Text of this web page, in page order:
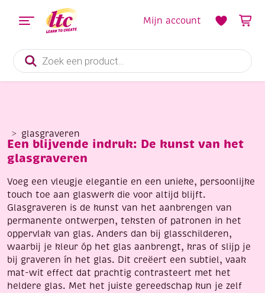
Producten
zoeken
Mijn account
glasgraveren
Een blijvende indruk: De kunst van het
glasgraveren
Voeg een vleugje elegantie en een unieke, persoonlijke
touch toe aan glaswerk die voor altijd blijft.
Glasgraveren is de kunst van het aanbrengen van
permanente ontwerpen, teksten of patronen in het
oppervlak van glas. Anders dan bij glasschilderen,
waarbij je kleur óp het glas aanbrengt, kras of slijp je
bij graveren ín het glas. Dit creëert een subtiel, vaak
mat-wit effect dat prachtig contrasteert met het
heldere glas. Met het juiste gereedschap kun je zelf